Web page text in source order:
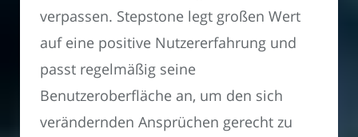
verpassen. Stepstone legt großen Wert
auf eine positive Nutzererfahrung und
passt regelmäßig seine
Benutzeroberfläche an, um den sich
verändernden Ansprüchen gerecht zu